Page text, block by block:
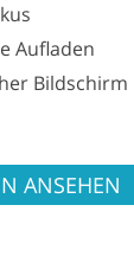
Aufladen
Bildschirm
ANSEHEN